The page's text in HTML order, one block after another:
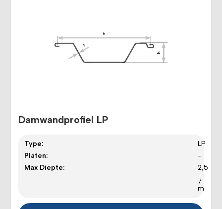
Damwandprofiel LP
Type:
LP
Platen:
-
Max Diepte:
2,5
-
7
m